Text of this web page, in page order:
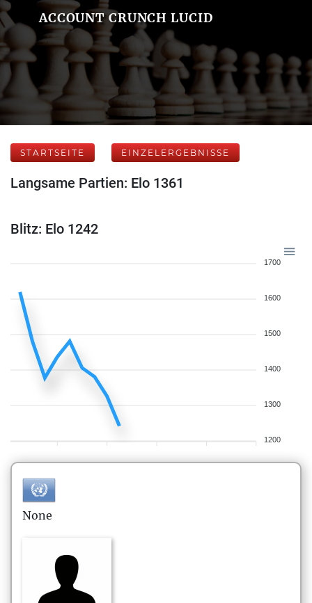
ACCOUNT CRUNCH LUCID
STARTSEITE EINZELERGEBNISSE
Langsame Partien: Elo 1361
Blitz: Elo 1242
1700
1600
1500
1400
1300
1200
None